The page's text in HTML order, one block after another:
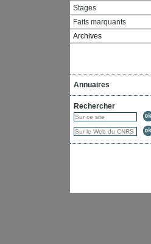
Stages
Faits marquants
Archives
Annuaires
Rechercher